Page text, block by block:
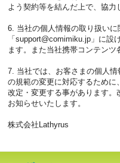
よう契約等を結んだ上で、協力
6. 当社の個人情報の取り扱い
「support@comimiku.jp」に設
ます。また当社携帯コンテンツ
7. 当社では、お客さまの個人
の規範の変更に対応するため
改定・変更する事があります
お知らせいたします。
株式会社Lathyrus